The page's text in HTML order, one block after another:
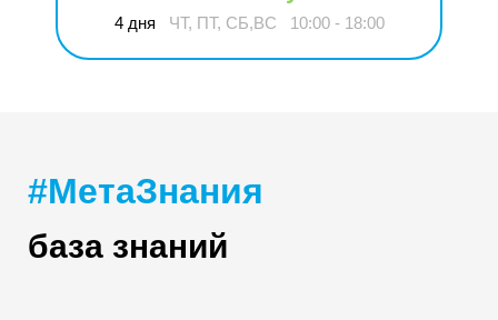
4 дня ЧТ, ПТ, СБ,ВС 10:00 - 18:00
#МетаЗнания
база знаний